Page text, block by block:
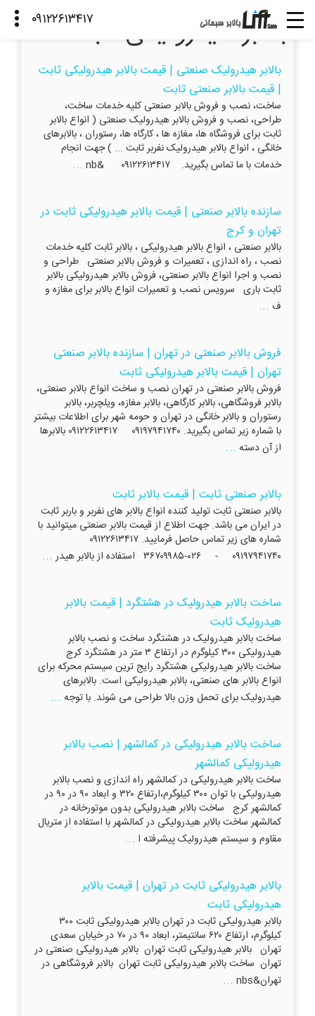
بالابر هیدرولیکی ثابت
بالابر هیدرولیک صنعتی | قیمت بالابر هیدرولیکی ثابت
| قیمت بالابر صنعتی ثابت
ساخت، نصب و فروش بالابر صنعتی کلیه خدمات ساخت،
طراحی، نصب و فروش بالابر هیدرولیک صنعتی ( انواع بالابر
ثابت برای فروشگاه ها، مغازه ها ، کارگاه ها، رستوران ، بالابرهای
خانگی ، انواع بالابر هیدرولیک نفربر ثابت ... ) جهت انجام
خدمات با ما تماس بگیرید. ۰۹۱۲۲۶۱۳۴۱۷ &nb
...
سازنده بالابر صنعتی | قیمت بالابر هیدرولیکی ثابت در
تهران و کرج
بالابر صنعتی ، انواع بالابر هیدرولیکی ، بالابر ثابت کلیه خدمات
نصب ، راه اندازی ، تعمیرات و فروش بالابر صنعتی طراحی و
نصب و اجرا انواع بالابر صنعتی، فروش بالابر هیدرولیکی بالابر
ثابت باری سرویس نصب و تعمیرات انواع بالابر برای مغازه و
ف ...
فروش بالابر صنعتی در تهران | سازنده بالابر صنعتی
تهران | قیمت بالابر هیدرولیکی ثابت
فروش بالابر صنعتی در تهران نصب و ساخت انواع بالابر صنعتی،
بالابر فروشگاهی، بالابر کارگاهی، بالابر مغازه، ویلچربر، بالابر
رستوران و بالابر خانگی در تهران و حومه شهر برای اطلاعات بیشتر
با شماره زیر تماس بگیرید. ۰۹۱۹۷۹۴۱۷۴۰ ۰۹۱۲۲۶۱۳۴۱۷ بالابرها
از آن دسته ...
بالابر صنعتی ثابت | قیمت بالابر ثابت
بالابر صنعتی ثابت تولید کننده انواع بالابر های نفربر و باربر ثابت
در ایران می باشد. جهت اطلاع از قیمت بالابر صنعتی میتوانید با
۰۹۱۹۷۹۴۱۷۴۰ - ۰۲۶-۳۶۷۰۹۹۸۵ استفاده از بالابر هیدر
...
ساخت بالابر هیدرولیک در هشتگرد | قیمت بالابر
هیدرولیک ثابت
ساخت بالابر هیدرولیک در هشتگرد ساخت و نصب بالابر
هیدرولیکی ۳۰۰ کیلوگرم در ارتفاع ۳ متر در هشتگرد کرج
ساخت بالابر هیدرولیکی هشتگرد رایج ترین سیستم محرکه برای
انواع بالابر های صنعتی، بالابر هیدرولیکی است. بالابرهای
هیدرولیک برای تحمل وزن بالا طراحی می شوند. با توجه ...
ساخت بالابر هیدرولیکی در کمالشهر | نصب بالابر
هیدرولیکی کمالشهر
ساخت بالابر هیدرولیکی در کمالشهر راه اندازی و نصب بالابر
هیدرولیکی با توان ۳۰۰ کیلوگرم،ارتفاع ۳۲۰ و ابعاد ۹۰ در ۹۰ در
کمالشهر کرج ساخت بالابر هیدرولیکی بدون موتورخانه در
کمالشهر ساخت بالابر هیدرولیکی در کمالشهر با استفاده از متریال
مقاوم و سیستم هیدرولیک پیشرفته ا ...
بالابر هیدرولیکی ثابت در تهران | قیمت بالابر
هیدرولیکی ثابت
بالابر هیدرولیکی ثابت در تهران بالابر هیدرولیکی ثابت ۳۰۰
کیلوگرم، ارتفاع ۶۲۰ سانتیمتر، ابعاد ۹۰ در ۷۰ در خیابان سعدی
تهران بالابر هیدرولیکی ثابت تهران بالابر هیدرولیکی صنعتی در
تهران ساخت بالابر هیدرولیکی ثابت تهران بالابر فروشگاهی در
تهران&nbs
...